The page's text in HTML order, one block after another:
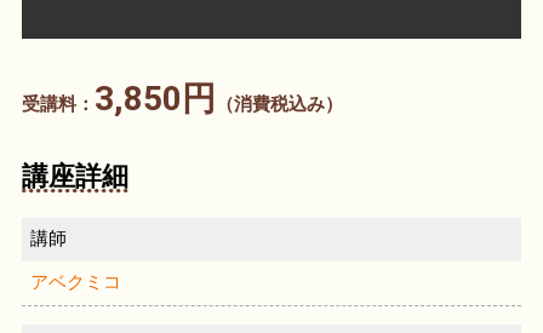
受講料： 3,850円 （消費税込み）
講座詳細
講師
アベクミコ